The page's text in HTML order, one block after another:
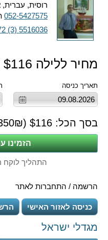
רוסית, עברית,
052-5427575
(3) 5516036
מחיר ללילה $ 116
תאריך כניסה
בסך הכל: $ 116
(
₪)
התהליך לוקח רק 2
הרשמה / התחברות לאתר
כניסה לאזור האישי
מגדלי ישראל